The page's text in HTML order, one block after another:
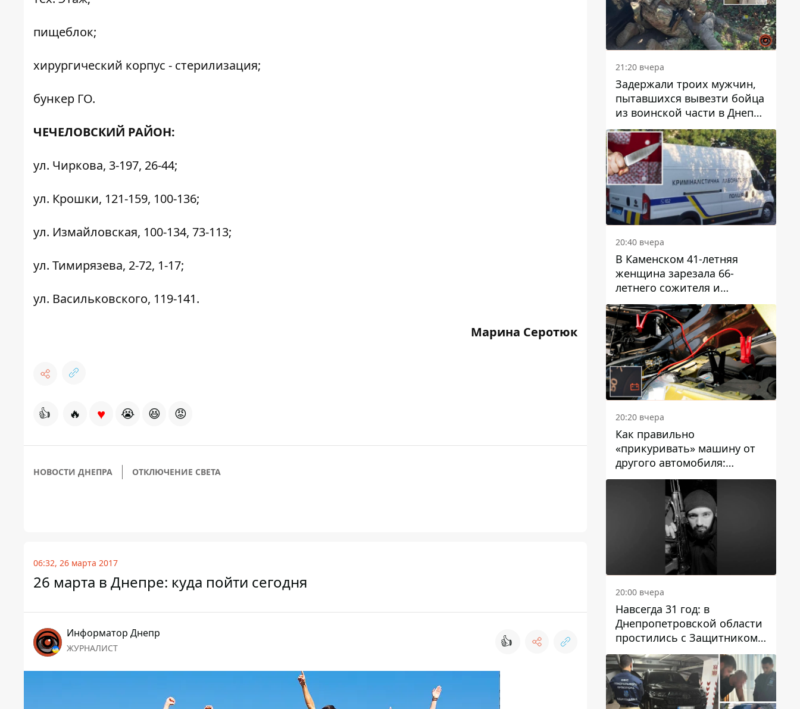
пищеблок;
хирургический корпус - стерилизация;
бункер ГО.
ЧЕЧЕЛОВСКИЙ РАЙОН:
ул. Чиркова, 3-197, 26-44;
ул. Крошки, 121-159, 100-136;
ул. Измайловская, 100-134, 73-113;
ул. Тимирязева, 2-72, 1-17;
ул. Васильковского, 119-141.
Марина Серотюк
👍 🔥 ♥ 😭 😆 😡
НОВОСТИ ДНЕПРА ОТКЛЮЧЕНИЕ СВЕТА
06:32, 26 марта 2017
26 марта в Днепре: куда пойти сегодня
Информатор Днепр
ЖУРНАЛИСТ 👍
21:20 вчера
Задержали троих мужчин,
пытавшихся вывезти бойца
из воинской части в Днепр
за 7 тысяч долларов: среди
них был врач
20:40 вчера
В Каменском 41-летняя
женщина зарезала 66-
летнего сожителя и
пыталась обмануть
полицейских
20:20 вчера
Как правильно
«прикуривать» машину от
другого автомобиля:
инструкция для водителей
20:00 вчера
Навсегда 31 год: в
Днепропетровской области
простились с Защитником
Александром Репиным